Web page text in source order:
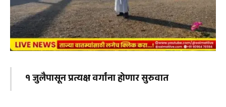
​१ जुलैपासून प्रत्यक्ष वर्गांना होणार सुरुवात